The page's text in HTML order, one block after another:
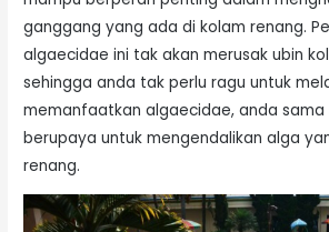
ganggang yang ada di kolam renang.
algaecidae ini tak akan merusak ubin
sehingga anda tak perlu ragu untuk
memanfaatkan algaecidae, anda sama
berupaya untuk mengendalikan alga
renang.